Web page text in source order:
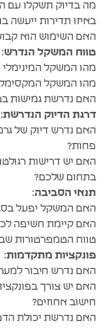
מה בדיוק תשקלו עם
באיזו תדירות ייעשה
האם השימוש הוא
טווח המשקל הנדרש:
מהו המשקל
מהו המשקל
האם נדרשת גמישות
דרגת הדיוק הנדרשת:
האם נדרש דיוק של
פחות?
האם יש דרישות
בתחום שלכם?
תנאי הסביבה:
האם המשקל יפעל
האם קיימת חשיפה
טווח הטמפרטורות
פונקציות מתקדמות:
האם נדרש חיבור
האם יש צורך
חישוב אחוזים?
האם נדרשת יכולת